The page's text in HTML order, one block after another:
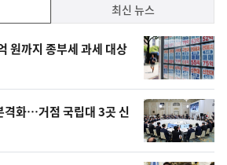
최신 뉴스
원까지 종부세 과세 대상
화…거점 국립대 3곳 신